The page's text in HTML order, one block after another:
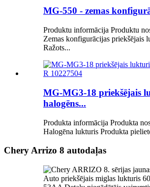
MG-550 - zemas
Produktu informācija Produktu
Zemas konfigurācijas priekšējais
Ražots...
MG-MG3-18 priekšējais
halogēns...
Produkta informācija Produkta
Halogēna lukturis Produkta
Chery Arrizo 8 autodaļas